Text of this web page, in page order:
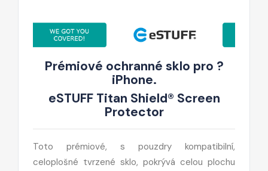
Prémiové ochranné sklo pro ?
iPhone.
eSTUFF Titan Shield® Screen
Protector
Toto prémiové, s pouzdry kompatibilní,
celoplošné tvrzené sklo, pokrývá celou plochu